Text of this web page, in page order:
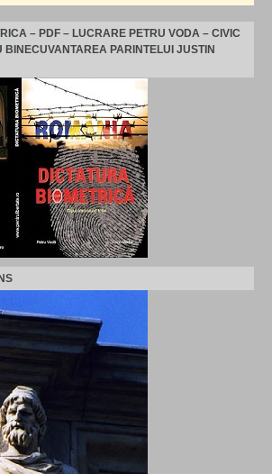
– PDF – LUCRARE PETRU VODA – CIVIC
BINECUVANTAREA PARINTELUI JUSTIN